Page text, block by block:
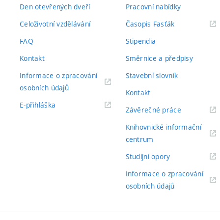
Den otevřených dveří
Celoživotní vzdělávání
FAQ
Kontakt
Informace o zpracování
osobních údajů(externí
E-přihláška
Pracovní nabídky
Časopis Fasťák(externí
Stipendia
Směrnice a předpisy
Stavební slovník
Kontakt
Závěrečné práce(externí
Knihovnické informační
centrum
Studijní opory(externí
Informace o zpracování
osobních údajů(externí